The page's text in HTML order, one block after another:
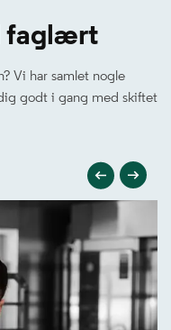
faglært
Vi har samlet nogle
godt i gang med skiftet